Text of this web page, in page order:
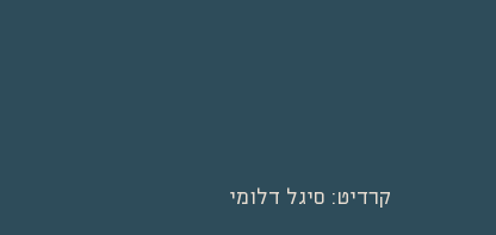
קרדיט: סיגל דלומי